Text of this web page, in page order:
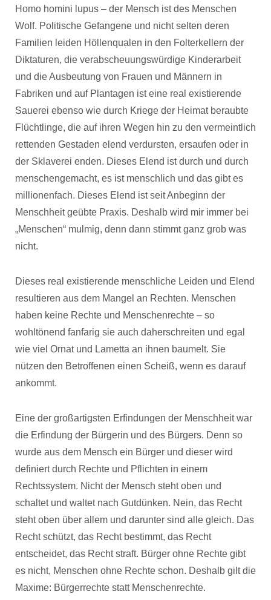
Homo homini lupus – der Mensch ist des Menschen
Wolf. Politische Gefangene und nicht selten deren
Familien leiden Höllenqualen in den Folterkellern der
Diktaturen, die verabscheuungswürdige Kinderarbeit
und die Ausbeutung von Frauen und Männern in
Fabriken und auf Plantagen ist eine real existierende
Sauerei ebenso wie durch Kriege der Heimat beraubte
Flüchtlinge, die auf ihren Wegen hin zu den vermeintlich
rettenden Gestaden elend verdursten, ersaufen oder in
der Sklaverei enden. Dieses Elend ist durch und durch
menschengemacht, es ist menschlich und das gibt es
millionenfach. Dieses Elend ist seit Anbeginn der
Menschheit geübte Praxis. Deshalb wird mir immer bei
„Menschen“ mulmig, denn dann stimmt ganz grob was
nicht.
Dieses real existierende menschliche Leiden und Elend
resultieren aus dem Mangel an Rechten. Menschen
haben keine Rechte und Menschenrechte – so
wohltönend fanfarig sie auch daherschreiten und egal
wie viel Ornat und Lametta an ihnen baumelt. Sie
nützen den Betroffenen einen Scheiß, wenn es darauf
ankommt.
Eine der großartigsten Erfindungen der Menschheit war
die Erfindung der Bürgerin und des Bürgers. Denn so
wurde aus dem Mensch ein Bürger und dieser wird
definiert durch Rechte und Pflichten in einem
Rechtssystem. Nicht der Mensch steht oben und
schaltet und waltet nach Gutdünken. Nein, das Recht
steht oben über allem und darunter sind alle gleich. Das
Recht schützt, das Recht bestimmt, das Recht
entscheidet, das Recht straft. Bürger ohne Rechte gibt
es nicht, Menschen ohne Rechte schon. Deshalb gilt die
Maxime: Bürgerrechte statt Menschenrechte.